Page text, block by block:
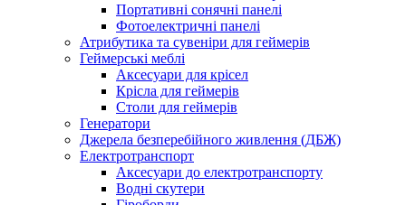
Портативні сонячні панелі
Фотоелектричні панелі
Атрибутика та сувеніри для геймерів
Геймерські меблі
Аксесуари для крісел
Крісла для геймерів
Столи для геймерів
Генератори
Джерела безперебійного живлення (ДБЖ)
Електротранспорт
Аксесуари до електротранспорту
Водні скутери